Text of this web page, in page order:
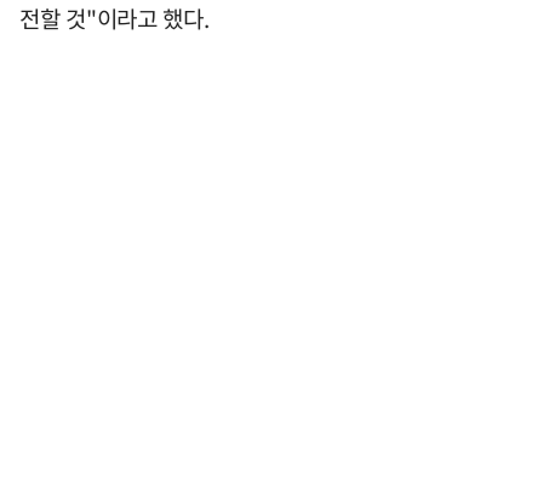
전할 것"이라고 했다.